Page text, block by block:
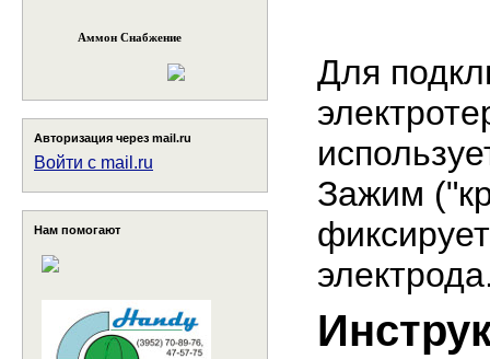
Аммон Снабжение
Авторизация через mail.ru
Войти с mail.ru
Нам помогают
Для
Зажим